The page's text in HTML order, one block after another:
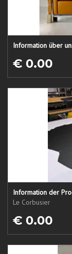
Information über
€ 0.00
Information der
Le Corbusier
€ 0.00